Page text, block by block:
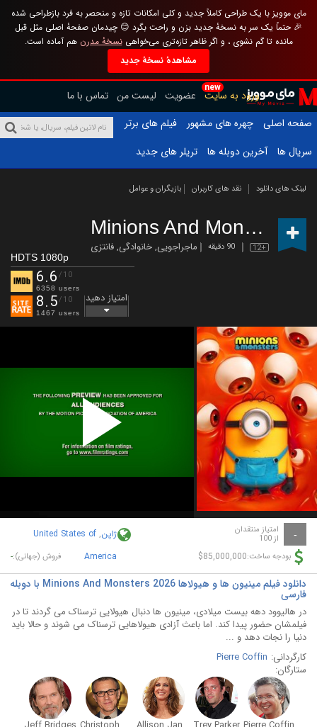
مای موویز با یک طراحی کاملاً جدید و کلی امکانات تازه و منحصر به فرد بازطراحی شده
🎉 حتماً یک سر به نسخهٔ جدید بزن و راحت بگرد 😊 چیدمان صفحهٔ اصلی مثل قبل
مانده تا گم نشوی ، و اگر ظاهر تازه‌تری می‌خواهینسخهٔ مدرن هم آماده است.
مشاهدهٔ نسخهٔ جدید
new
ورود به سایت عضویت لیست من تماس با ما
صفحه اصلی
چهره های مشهور
فیلم های برتر
سریال ها
آخرین دوبله ها تریلر های جدید
لینک های دانلود نقد های کاربران بازیگران و عوامل
Minions And Monsters
12+ 90 دقیقه ماجراجویی,خانوادگی,فانتزی
HDTS 1080p
6.6 /10
6358 users
8.5/10
1467 users
امتیاز دهید
Play
Video
- امتیاز منتقدان
از 100 ژاپن,
United States of
America
بودجه ساخت:$85,000,000 فروش (جهانی):-
دانلود فیلم مینیون‌ ها و هیولاها Minions And Monsters 2026 با دوبله
فارسی
در هالیوود دهه بیست میلادی، مینیون ها دنبال هیولایی ترسناک می گردند تا در
فیلمشان حضور پیدا کند. اما باعث آزادی هیولاهایی ترسناک می شوند و حالا باید
دنیا را نجات دهد و ...
کارگردانی: Pierre Coffin
ستارگان: